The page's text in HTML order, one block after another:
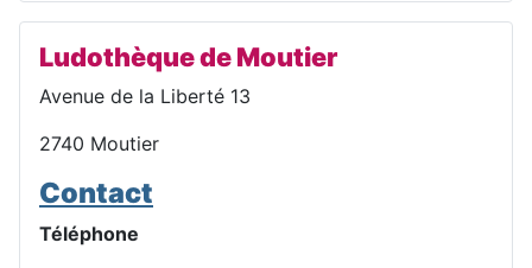
Ludothèque de Moutier
Avenue de la Liberté 13
2740 Moutier
Contact
Téléphone